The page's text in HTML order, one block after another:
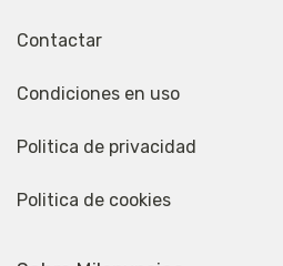
Contactar
Condiciones en uso
Politica de privacidad
Politica de cookies